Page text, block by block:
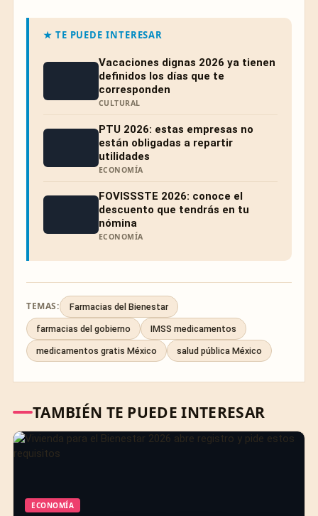
★ TE PUEDE INTERESAR
Vacaciones dignas 2026 ya tienen
definidos los días que te
corresponden
CULTURAL
PTU 2026: estas empresas no
están obligadas a repartir
utilidades
ECONOMÍA
FOVISSSTE 2026: conoce el
descuento que tendrás en tu
nómina
ECONOMÍA
TEMAS: Farmacias del Bienestar
farmacias del gobierno IMSS medicamentos
medicamentos gratis México salud pública México
TAMBIÉN TE PUEDE INTERESAR
ECONOMÍA